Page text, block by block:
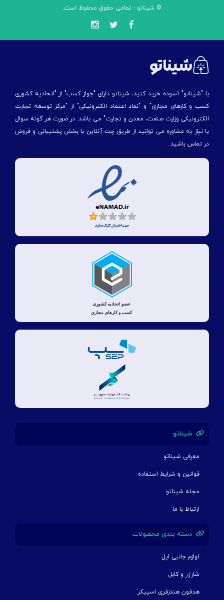
© شیناتو - تمامی حقوق محفوظ است.
با "شیناتو" آسوده خرید کنید، شیناتو دارای "جواز کسب" از "اتحادیه کشوری
کسب و کارهای مجازی" و "نماد اعتماد الکترونیکی" از "مركز توسعه تجارت
الكترونیكی وزارت صنعت، معدن و تجارت" می باشد. در صورت هر گونه سوال
یا نیاز به مشاوره می توانید از طریق چت آنلاین با بخش پشتیبانی و فروش
در تماس باشید.
شیناتو
معرفی شیناتو
قوانین و شرایط استفاده
مجله شیناتو
ارتباط با ما
دسته بندی محصولات
لوازم جانبی اپل
شارژر و کابل
هدفون هندزفری اسپیکر